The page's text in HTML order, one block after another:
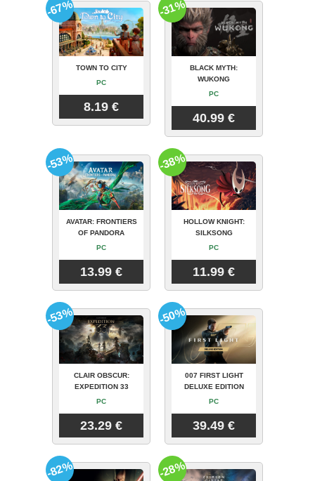
TOWN TO CITY
PC
8.19 €
-67%
BLACK MYTH:
WUKONG
PC
40.99 €
-31%
AVATAR: FRONTIERS
OF PANDORA
PC
13.99 €
-53%
HOLLOW KNIGHT:
SILKSONG
PC
11.99 €
-38%
CLAIR OBSCUR:
EXPEDITION 33
PC
23.29 €
-53%
007 FIRST LIGHT
DELUXE EDITION
PC
39.49 €
-50%
-82% -28%